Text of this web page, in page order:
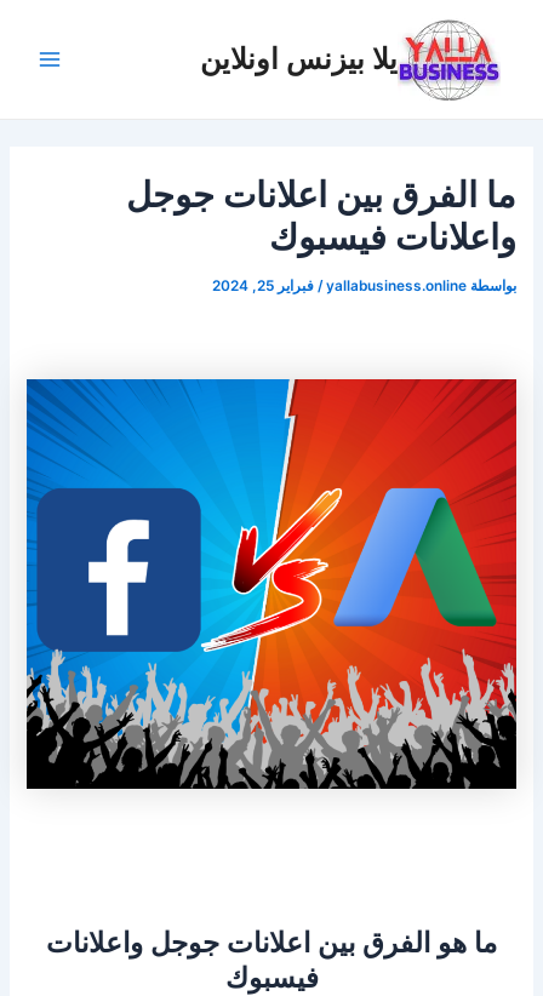
المحتوى
يلا بيزنس اونلاين
ما الفرق بين اعلانات جوجل
واعلانات فيسبوك
بواسطة yallabusiness.online
/فبراير 25, 2024
ما هو الفرق بين اعلانات جوجل واعلانات
فيسبوك